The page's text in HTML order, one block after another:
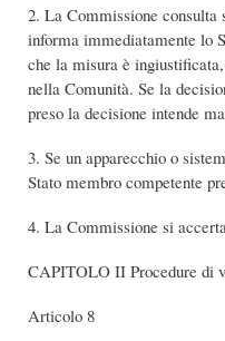
2. La Commissione consulta
informa immediatamente lo
che la misura è
nella Comunità. Se la
preso la decisione intende
3. Se un apparecchio o
Stato membro competente
4. La Commissione si
CAPITOLO II Procedure di
Articolo 8